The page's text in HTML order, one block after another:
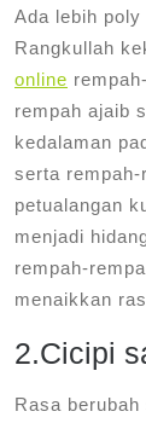
Ada lebih
Rangkullah
online
rempah ajaib
kedalaman
serta rempah-
petualangan
menjadi
rempah-
menaikkan
2.Cicipi
Rasa